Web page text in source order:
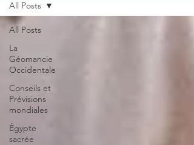
All Posts
La
Géomancie
Occidentale
Conseils et
Prévisions
mondiales
Égypte
sacrée
All Posts